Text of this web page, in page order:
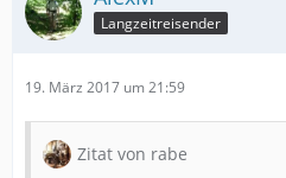
Langzeitreisender
19. März 2017 um 21:59
Zitat von rabe